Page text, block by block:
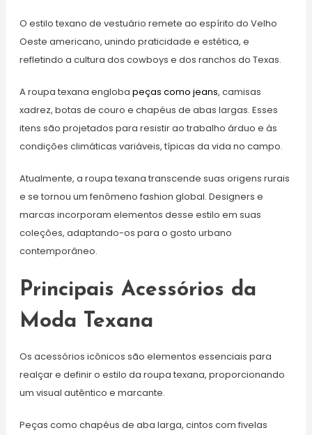
O estilo texano de vestuário remete ao espírito do Velho
Oeste americano, unindo praticidade e estética, e
refletindo a cultura dos cowboys e dos ranchos do Texas.
A roupa texana engloba peças como jeans, camisas
xadrez, botas de couro e chapéus de abas largas. Esses
itens são projetados para resistir ao trabalho árduo e às
condições climáticas variáveis, típicas da vida no campo.
Atualmente, a roupa texana transcende suas origens rurais
e se tornou um fenômeno fashion global. Designers e
marcas incorporam elementos desse estilo em suas
coleções, adaptando-os para o gosto urbano
contemporâneo.
Principais Acessórios da
Moda Texana
Os acessórios icônicos são elementos essenciais para
realçar e definir o estilo da roupa texana, proporcionando
um visual autêntico e marcante.
Peças como chapéus de aba larga, cintos com fivelas